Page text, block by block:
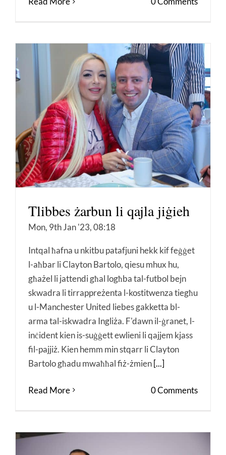
Tlibbes żarbun li qajla jiġieh
Mon, 9th Jan '23, 08:18
Intqal ħafna u nkitbu patafjuni hekk kif feġġet
l-aħbar li Clayton Bartolo, qiesu mhux hu,
għażel li jattendi għal logħba tal-futbol bejn
skwadra li tirrappreżenta l-kostitwenza tiegħu
u l-Manchester United liebes gakketta bl-
arma tal-iskwadra Ingliża. F'dawn il-ġranet, l-
inċident kien is-suġġett ewlieni li qajjem kjass
fil-pajjiż. Kien hemm min stqarr li Clayton
Bartolo għadu mwaħħal fiż-żmien [...]
Read More 0 Comments